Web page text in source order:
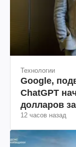
Технологии
Google,
ChatGPT
долларов
12 часов назад